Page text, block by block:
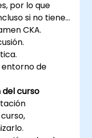
por lo que
si no tiene
CKA.
entorno de
del curso